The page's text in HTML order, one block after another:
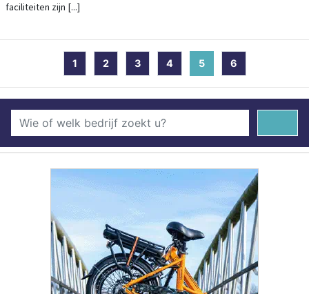
faciliteiten zijn [...]
1 2 3 4 5(current)
6